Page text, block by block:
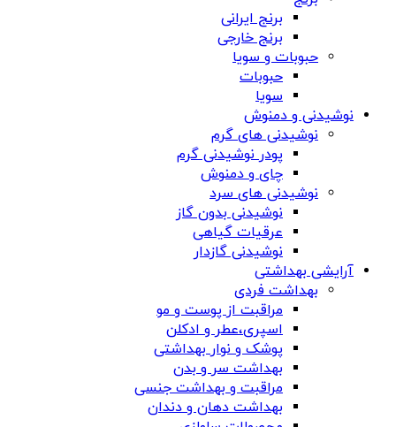
برنج ایرانی
برنج خارجی
حبوبات و سویا
حبوبات
سویا
نوشیدنی و دمنوش
نوشیدنی های گرم
پودر نوشیدنی گرم
چای و دمنوش
نوشیدنی های سرد
نوشیدنی بدون گاز
عرقیات گیاهی
نوشیدنی گازدار
آرایشی بهداشتی
بهداشت فردی
مراقبت از پوست و مو
اسپری،عطر و ادکلن
پوشک و نوار بهداشتی
بهداشت سر و بدن
مراقبت و بهداشت جنسی
بهداشت دهان و دندان